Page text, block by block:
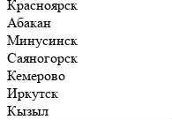
Красноярск
Абакан
Минусинск
Саяногорск
Кемерово
Иркутск
Кызыл